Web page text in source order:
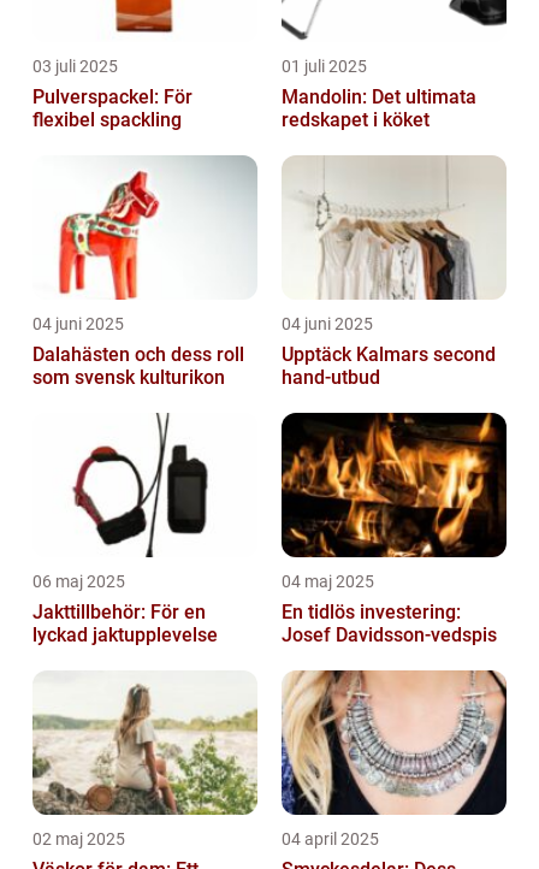
03 juli 2025
Pulverspackel: För
flexibel spackling
01 juli 2025
Mandolin: Det ultimata
redskapet i köket
04 juni 2025
Dalahästen och dess roll
som svensk kulturikon
04 juni 2025
Upptäck Kalmars second
hand-utbud
06 maj 2025
Jakttillbehör: För en
lyckad jaktupplevelse
04 maj 2025
En tidlös investering:
Josef Davidsson-vedspis
02 maj 2025 04 april 2025